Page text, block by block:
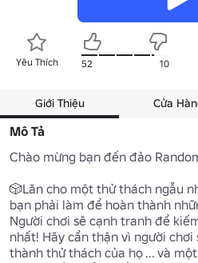
Yêu Thích 52 10
Giới Thiệu Cửa
Mô Tả
Chào mừng bạn đến đảo
🎲Lăn cho một thử thách ngẫu
bạn phải làm để hoàn thành
Người chơi sẽ cạnh tranh để
nhất! Hãy cẩn thận vì người
thành thử thách của họ ... và